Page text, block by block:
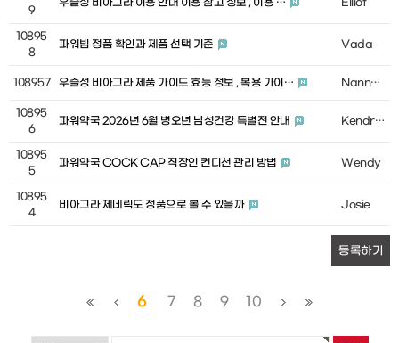
9
우즐성 비아그라 이용 안내 이용 참고 정보 , 이용 … Elliot
10895
8
파워빔 정품 확인과 제품 선택 기준 Vada
108957 우즐성 비아그라 제품 가이드 효능 정보 , 복용 가이… Nannette
10895
6
파워약국 2026년 6월 병오년 남성건강 특별전 안내 Kendra Chilton
10895
5
파워약국 COCK CAP 직장인 컨디션 관리 방법 Wendy
10895
4
비아그라 제네릭도 정품으로 볼 수 있을까 Josie
등록하기
6 7 8 9 10